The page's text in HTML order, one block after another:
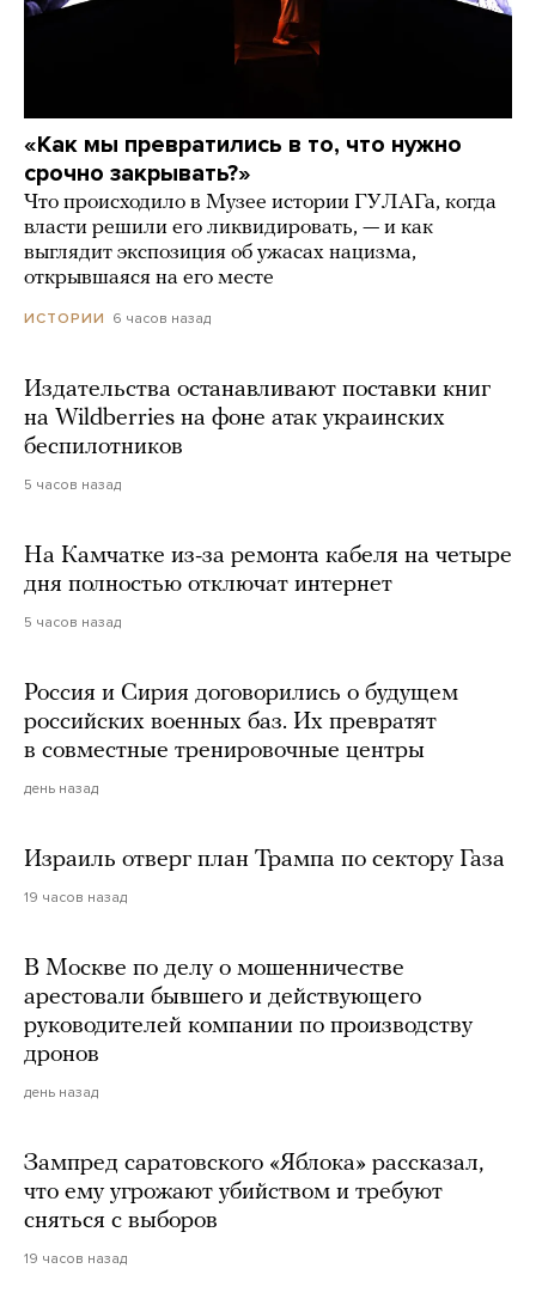
«Как мы превратились в то, что нужно
срочно закрывать?»
Что происходило в Музее истории ГУЛАГа, когда
власти решили его ликвидировать, — и как
выглядит экспозиция об ужасах нацизма,
открывшаяся на его месте
ИСТОРИИ 6 часов назад
Издательства останавливают поставки книг
на Wildberries на фоне атак украинских
беспилотников
5 часов назад
На Камчатке из-за ремонта кабеля на четыре
дня полностью отключат интернет
5 часов назад
Россия и Сирия договорились о будущем
российских военных баз. Их превратят
в совместные тренировочные центры
день назад
Израиль отверг план Трампа по сектору Газа
19 часов назад
В Москве по делу о мошенничестве
арестовали бывшего и действующего
руководителей компании по производству
дронов
день назад
Зампред саратовского «Яблока» рассказал,
что ему угрожают убийством и требуют
сняться с выборов
19 часов назад